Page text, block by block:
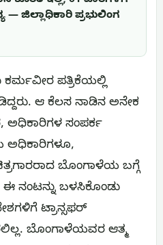
— ಜಿಲ್ಲಾಧಿಕಾರಿ ಪ್ರಭುಲಿಂಗ
ಕರ್ಮವೀರ ಪತ್ರಿಕೆಯಲ್ಲಿ
ಆ ಕೆಲಸ ನಾಡಿನ ಅನೇಕ
ಅಧಿಕಾರಿಗಳ ಸಂಪರ್ಕ
ಅಧಿಕಾರಿಗಳೂ,
ಬೊಂಗಾಳೆಯ ಬಗ್ಗೆ
ನಂಟನ್ನು ಬಳಸಿಕೊಂಡು
ಟ್ರಾನ್ಸಫರ್
ಬೊಂಗಾಳೆಯವರ ಆತ್ಮ